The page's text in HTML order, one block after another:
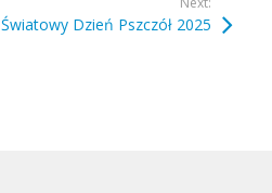
Światowy Dzień Pszczół 2025